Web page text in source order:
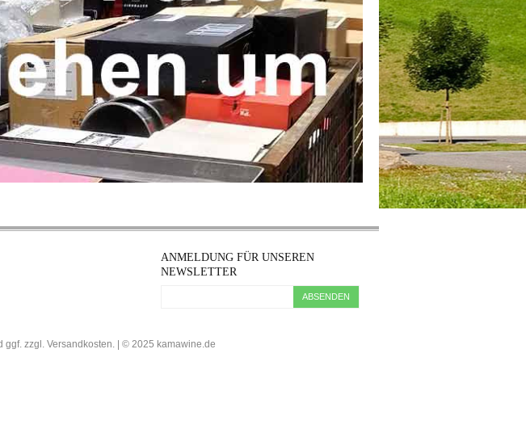
ANMELDUNG FÜR UNSEREN
NEWSLETTER
ABSENDEN
zzgl. Versandkosten. | © 2025 kamawine.de